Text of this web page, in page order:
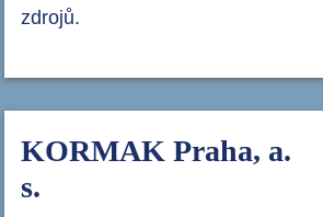
zdrojů.
KORMAK Praha, a.
s.